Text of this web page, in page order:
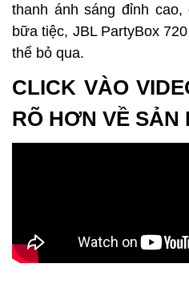
thanh ánh sáng đỉnh cao,
bữa tiệc, JBL PartyBox 720
thể bỏ qua.
CLICK VÀO
RÕ HƠN VỀ SẢN